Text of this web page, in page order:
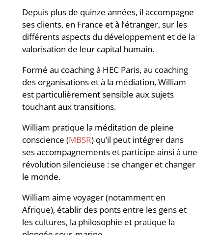
Depuis plus de quinze années, il accompagne
ses clients, en France et à l’étranger, sur les
différents aspects du développement et de la
valorisation de leur capital humain.
Formé au coaching à HEC Paris, au coaching
des organisations et à la médiation, William
est particulièrement sensible aux sujets
touchant aux transitions.
William pratique la méditation de pleine
conscience (MBSR) qu’il peut intégrer dans
ses accompagnements et participe ainsi à une
révolution silencieuse : se changer et changer
le monde.
William aime voyager (notamment en
Afrique), établir des ponts entre les gens et
les cultures, la philosophie et pratique la